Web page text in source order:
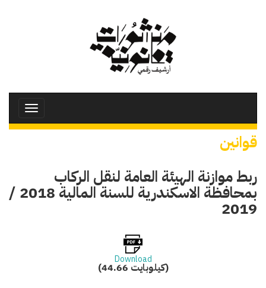
Toggle
قوانين
ربط موازنة الهيئة العامة لنقل الركاب
بمحافظة الاسكندرية للسنة المالية 2018 /
2019
Download
(44.66 كيلوبايت)